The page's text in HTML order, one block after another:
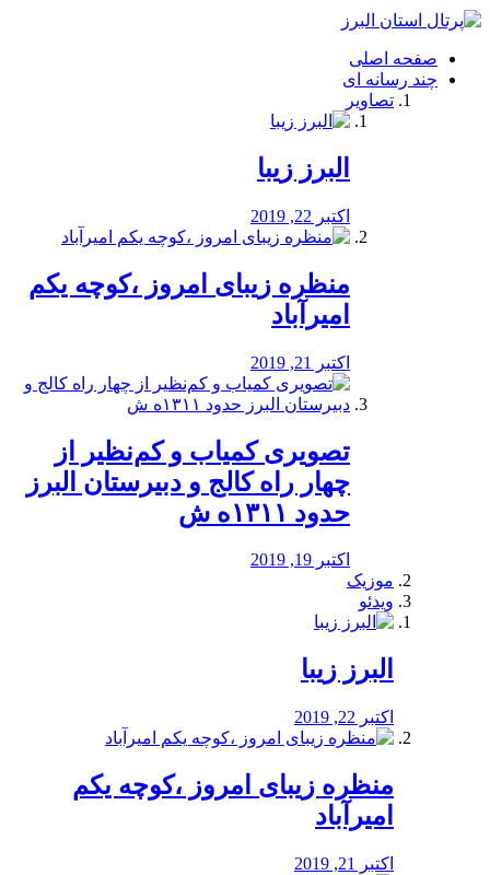
فصد
شرق
تهران
خشکشویی
صفحه اصلی
چند رسانه ای
تصاویر
البرز زیبا
اکتبر 22, 2019
منظره‌‌ زیبای امروز ،کوچه یکم
امیرآباد
اکتبر 21, 2019
️تصویری کمیاب و کم‌نظیر از
چهار راه كالج و دبيرستان البرز
حدود ۱۳۱۱ه ش
اکتبر 19, 2019
موزیک
ویدئو
البرز زیبا
اکتبر 22, 2019
منظره‌‌ زیبای امروز ،کوچه یکم
امیرآباد
اکتبر 21, 2019